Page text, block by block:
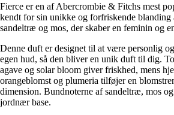
Fierce er en af Abercrombie & Fitchs mest
kendt for sin unikke og forfriskende blanding
sandeltræ og mos, der skaber en feminin og
Denne duft er designet til at være personlig
egen hud, så den bliver en unik duft til dig.
agave og solar bloom giver friskhed, mens
orangeblomst og plumeria tilføjer en
dimension. Bundnoterne af sandeltræ, mos
jordnær base.